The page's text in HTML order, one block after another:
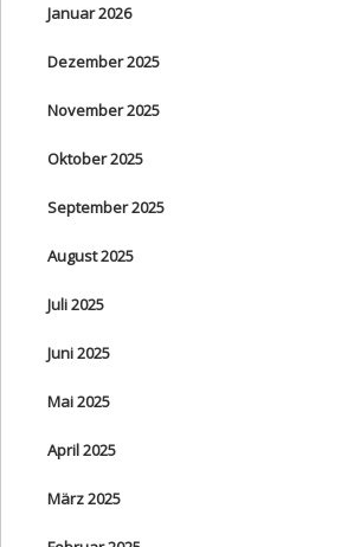
Januar 2026
Dezember 2025
November 2025
Oktober 2025
September 2025
August 2025
Juli 2025
Juni 2025
Mai 2025
April 2025
März 2025